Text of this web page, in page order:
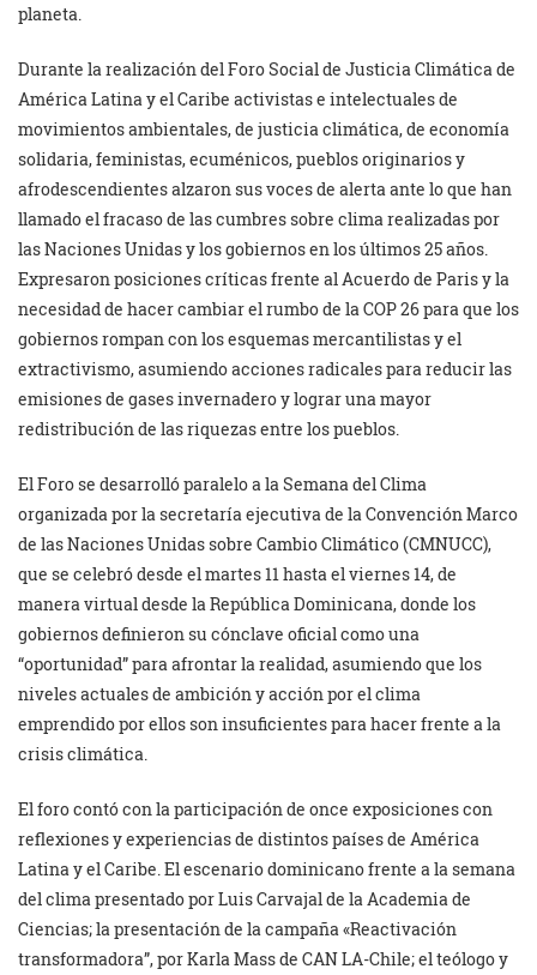
planeta.
Durante la realización del Foro Social de Justicia Climática de
América Latina y el Caribe activistas e intelectuales de
movimientos ambientales, de justicia climática, de economía
solidaria, feministas, ecuménicos, pueblos originarios y
afrodescendientes alzaron sus voces de alerta ante lo que han
llamado el fracaso de las cumbres sobre clima realizadas por
las Naciones Unidas y los gobiernos en los últimos 25 años.
Expresaron posiciones críticas frente al Acuerdo de Paris y la
necesidad de hacer cambiar el rumbo de la COP 26 para que los
gobiernos rompan con los esquemas mercantilistas y el
extractivismo, asumiendo acciones radicales para reducir las
emisiones de gases invernadero y lograr una mayor
redistribución de las riquezas entre los pueblos.
El Foro se desarrolló paralelo a la Semana del Clima
organizada por la secretaría ejecutiva de la Convención Marco
de las Naciones Unidas sobre Cambio Climático (CMNUCC),
que se celebró desde el martes 11 hasta el viernes 14, de
manera virtual desde la República Dominicana, donde los
gobiernos definieron su cónclave oficial como una
“oportunidad” para afrontar la realidad, asumiendo que los
niveles actuales de ambición y acción por el clima
emprendido por ellos son insuficientes para hacer frente a la
crisis climática.
El foro contó con la participación de once exposiciones con
reflexiones y experiencias de distintos países de América
Latina y el Caribe. El escenario dominicano frente a la semana
del clima presentado por Luis Carvajal de la Academia de
Ciencias; la presentación de la campaña «Reactivación
transformadora”, por Karla Mass de CAN LA-Chile; el teólogo y